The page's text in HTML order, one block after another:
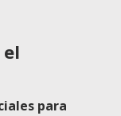
para